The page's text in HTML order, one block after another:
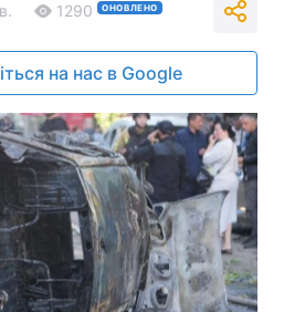
1290 ОНОВЛЕНО
на нас в Google